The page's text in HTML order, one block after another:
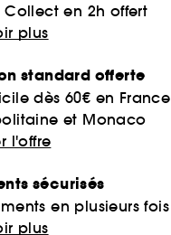
Collect en 2h offert
plus
standard offerte
dès 60€ en France
et Monaco
l'offre
sécurisés
en plusieurs fois
plus